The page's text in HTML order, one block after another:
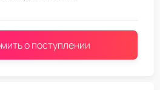
о поступлении